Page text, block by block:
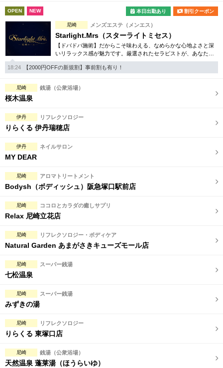
こだわり条件を変更
閉じる
OPEN NEW 本日出勤あり 割引クーポン
尼崎 メンズエステ（メンエス）
Starlight.Mrs（スターライトミセス）
【ドバドバ施術】だからこそ味わえる、なめらかな心地よさと深
いリラックス感が魅力です。厳選されたセラピストが、あなただ
けの特別な時間を演出。尼崎エリアでワンランク上の癒しをお探
しなら、ぜひ。
18:24 【2000円OFFの新規割】事前割も有り！
尼崎 銭湯（公衆浴場）
桜木温泉
伊丹 リフレクソロジー
りらくる 伊丹瑞穂店
伊丹 ネイルサロン
MY DEAR
尼崎 アロマトリートメント
Bodysh（ボディッシュ）阪急塚口駅前店
尼崎 ココロとカラダの癒しサプリ
Relax 尼崎立花店
尼崎 リフレクソロジー・ボディケア
Natural Garden あまがさきキューズモール店
尼崎 スーパー銭湯
七松温泉
尼崎 スーパー銭湯
みずきの湯
尼崎 リフレクソロジー
りらくる 東塚口店
尼崎 銭湯（公衆浴場）
天然温泉 蓬莱湯（ほうらいゆ）